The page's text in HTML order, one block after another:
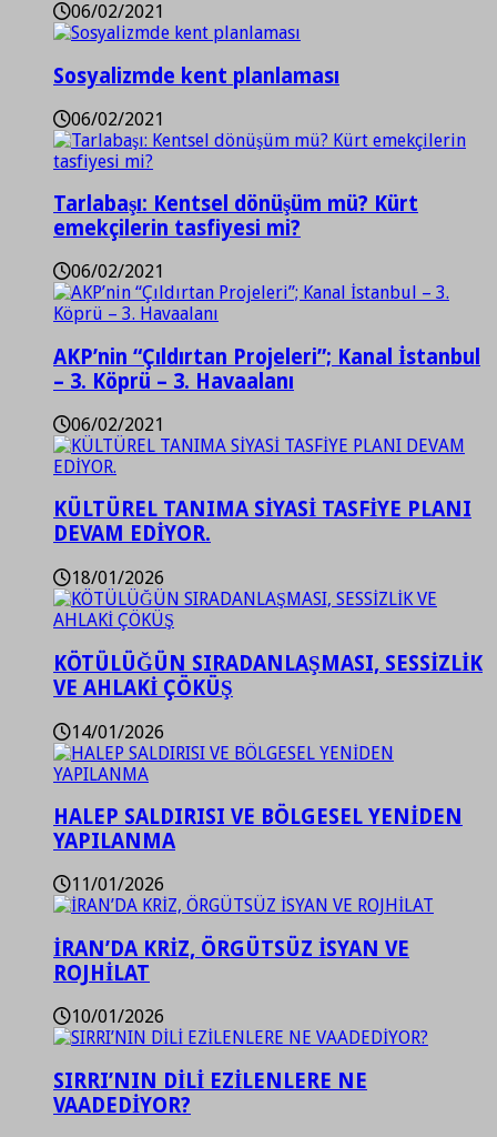
06/02/2021
Sosyalizmde kent planlaması
06/02/2021
Tarlabaşı: Kentsel dönüşüm mü? Kürt
emekçilerin tasfiyesi mi?
06/02/2021
AKP’nin “Çıldırtan Projeleri”; Kanal İstanbul
– 3. Köprü – 3. Havaalanı
06/02/2021
KÜLTÜREL TANIMA SİYASİ TASFİYE PLANI
DEVAM EDİYOR.
18/01/2026
KÖTÜLÜĞÜN SIRADANLAŞMASI, SESSİZLİK
VE AHLAKİ ÇÖKÜŞ
14/01/2026
HALEP SALDIRISI VE BÖLGESEL YENİDEN
YAPILANMA
11/01/2026
İRAN’DA KRİZ, ÖRGÜTSÜZ İSYAN VE
ROJHİLAT
10/01/2026
SIRRI’NIN DİLİ EZİLENLERE NE
VAADEDİYOR?